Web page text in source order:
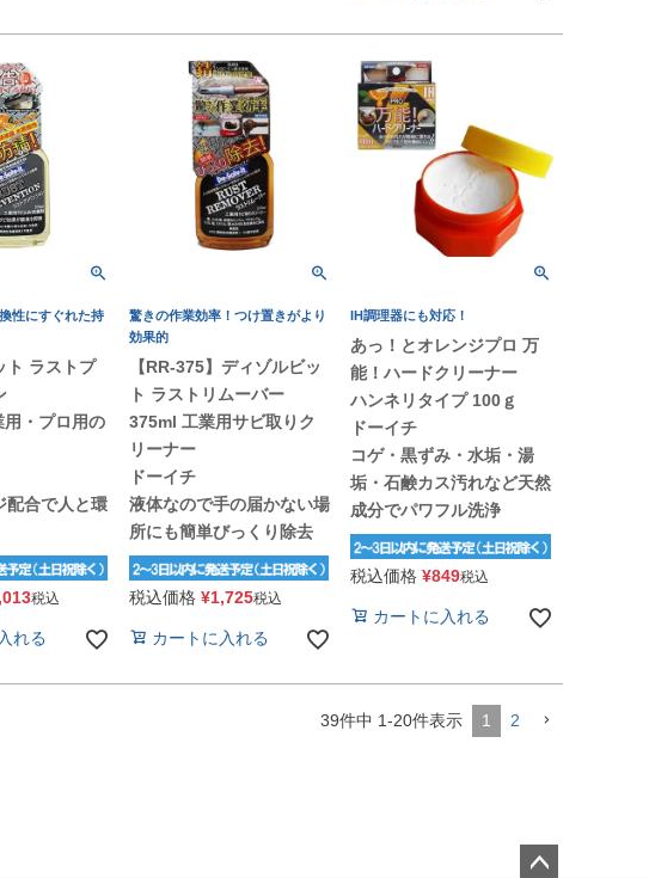
性にすぐれた持
ト ラストプ
・プロ用の
配合で人と環
税込
れる
驚きの作業効率！つけ置きがより
効果的
【RR-375】ディゾルビッ
ト ラストリムーバー
375ml 工業用サビ取りク
リーナー
ドーイチ
液体なので手の届かない場
所にも簡単びっくり除去
税込価格 ¥1,725税込
カートに入れる
IH調理器にも対応！
あっ！とオレンジプロ 万
能！ハードクリーナー
ハンネリタイプ 100ｇ
ドーイチ
コゲ・黒ずみ・水垢・湯
垢・石鹸カス汚れなど天然
成分でパワフル洗浄
税込価格 ¥849税込
カートに入れる
39件中 1-20件表示 1 2